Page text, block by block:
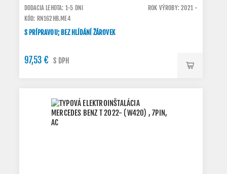
DODACIA LEHOTA: 1-5 DNI
ROK VÝROBY: 2021 -
KÓD: RN162HB.ME4
S PRÍPRAVOU; BEZ HLÍDÁNÍ ŽÁROVEK
97,53 € S DPH